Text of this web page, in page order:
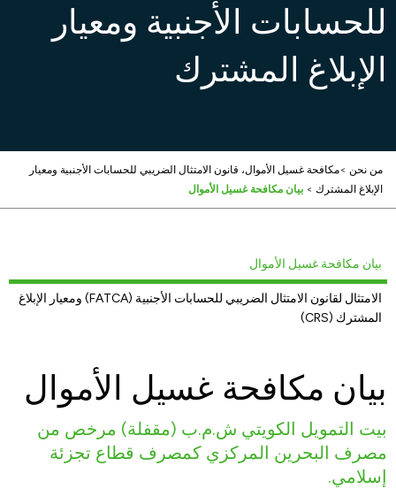
للحسابات الأجنبية ومعيار
الإبلاغ المشترك
من نحن >مكافحة غسيل الأموال، قانون الامتثال الضريبي للحسابات الأجنبية ومعيار
الإبلاغ المشترك > بيان مكافحة غسيل الأموال
بيان مكافحة غسيل الأموال
الامتثال لقانون الامتثال الضريبي للحسابات الأجنبية (FATCA) ومعيار الإبلاغ
المشترك (CRS)
بيان مكافحة غسيل الأموال
بيت التمويل الكويتي ش.م.ب (مقفلة) مرخص من
مصرف البحرين المركزي كمصرف قطاع تجزئة
إسلامي.